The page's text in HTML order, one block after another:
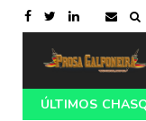
ÚLTIMOS
Gaúcho em